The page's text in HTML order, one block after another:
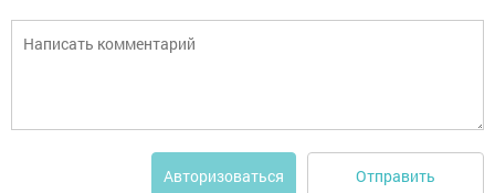
Авторизоваться Отправить